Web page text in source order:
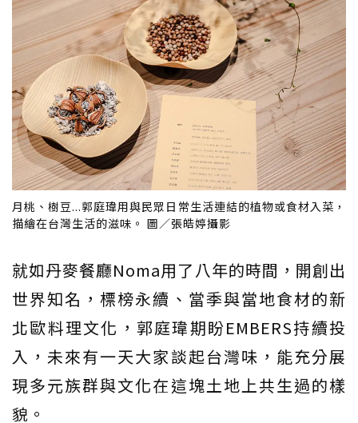
月桃、樹豆...郭庭瑋用與民眾日常生活連結的植物或食材入菜，
描繪在台灣生活的滋味。 圖／張皓婷攝影
就如丹麥餐廳Noma用了八年的時間，開創出
世界知名，標榜永續、當季與當地食材的新
北歐料理文化，郭庭瑋期盼EMBERS持續投
入，未來有一天大家談起台灣味，能充分展
現多元族群與文化在這塊土地上共生過的樣
貌。